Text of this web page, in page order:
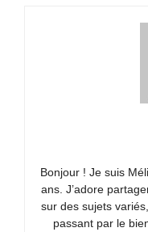
Bonjour ! Je suis
ans. J’adore
sur des sujets
passant par le